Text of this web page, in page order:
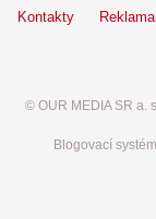
Kontakty Reklama
© OUR MEDIA SR a.
Blogovací